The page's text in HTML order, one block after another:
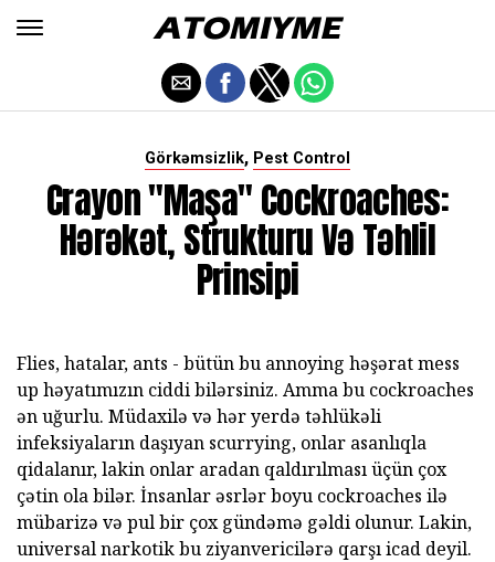
Görkəmsizlik, Pest Control
Crayon "Maşa" Cockroaches:
Hərəkət, Strukturu Və Təhlil
Prinsipi
Flies, hatalar, ants - bütün bu annoying həşərat mess
up həyatımızın ciddi bilərsiniz. Amma bu cockroaches
ən uğurlu. Müdaxilə və hər yerdə təhlükəli
infeksiyaların daşıyan scurrying, onlar asanlıqla
qidalanır, lakin onlar aradan qaldırılması üçün çox
çətin ola bilər. İnsanlar əsrlər boyu cockroaches ilə
mübarizə və pul bir çox gündəmə gəldi olunur. Lakin,
universal narkotik bu ziyanvericilərə qarşı icad deyil.